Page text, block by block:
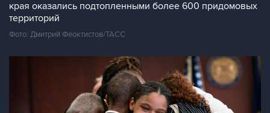
края оказались подтопленными более 600 придомовых
территорий
Фото: Дмитрий Феоктистов/ТАСС